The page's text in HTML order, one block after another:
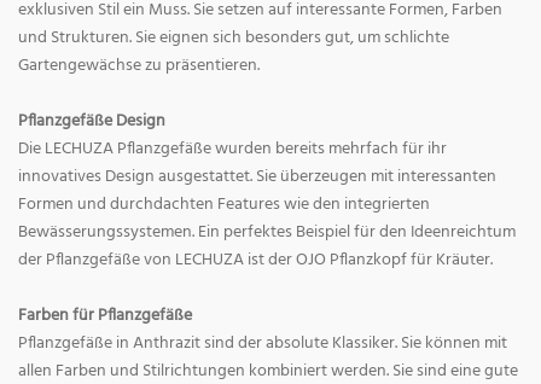
exklusiven Stil ein Muss. Sie setzen auf interessante Formen, Farben
und Strukturen. Sie eignen sich besonders gut, um schlichte
Gartengewächse zu präsentieren.
Pflanzgefäße Design
Die LECHUZA Pflanzgefäße wurden bereits mehrfach für ihr
innovatives Design ausgestattet. Sie überzeugen mit interessanten
Formen und durchdachten Features wie den integrierten
Bewässerungssystemen. Ein perfektes Beispiel für den Ideenreichtum
der Pflanzgefäße von LECHUZA ist der OJO Pflanzkopf für Kräuter.
Farben für Pflanzgefäße
Pflanzgefäße in Anthrazit sind der absolute Klassiker. Sie können mit
allen Farben und Stilrichtungen kombiniert werden. Sie sind eine gute